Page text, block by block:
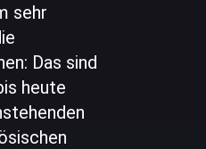
sehr
Das sind
heute